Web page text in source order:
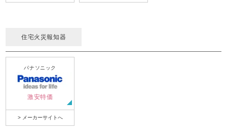
住宅火災報知器
パナソニック
激安特価
> メーカーサイトへ